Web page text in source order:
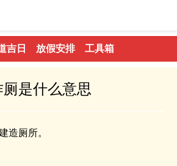
吉日 放假安排 工具箱
厕是什么意思
造厕所。